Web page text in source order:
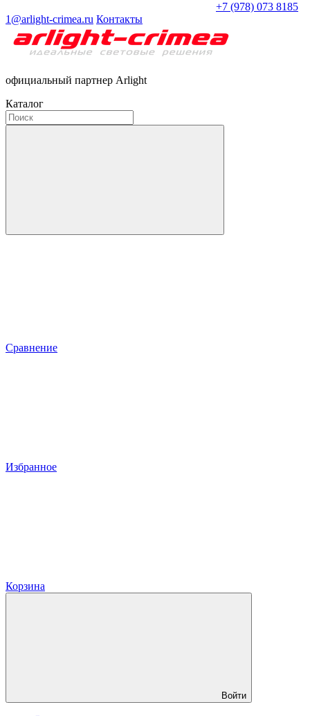
+7 (978) 073 8185
1@arlight-crimea.ru Контакты
официальный партнер Arlight
Каталог
Сравнение
Избранное
Корзина
Войти